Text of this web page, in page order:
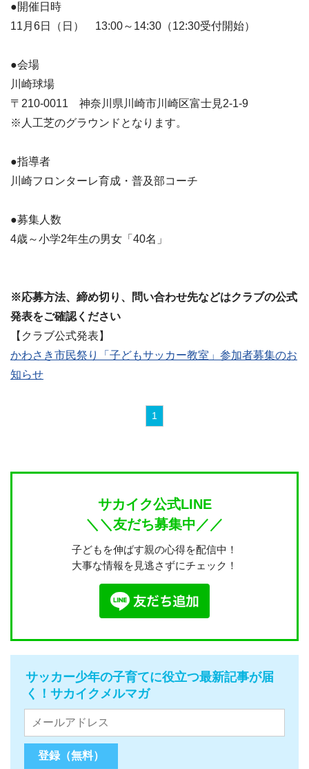
●開催日時
11月6日（日） 13:00～14:30（12:30受付開始）
●会場
川崎球場
〒210-0011 神奈川県川崎市川崎区富士見2-1-9
※人工芝のグラウンドとなります。
●指導者
川崎フロンターレ育成・普及部コーチ
●募集人数
4歳～小学2年生の男女「40名」
※応募方法、締め切り、問い合わせ先などはクラブの公式
発表をご確認ください
【クラブ公式発表】
かわさき市民祭り「子どもサッカー教室」参加者募集のお
知らせ
1
サカイク公式LINE
＼＼友だち募集中／／
子どもを伸ばす親の心得を配信中！
大事な情報を見逃さずにチェック！
サッカー少年の子育てに役立つ最新記事が届
く！サカイクメルマガ